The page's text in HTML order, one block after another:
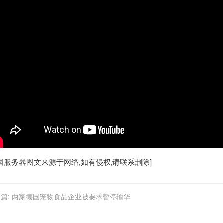
服务器图文来源于网络,如有侵权,请联系删除]
: 两家德国宠物食品企业被要求暂停输华